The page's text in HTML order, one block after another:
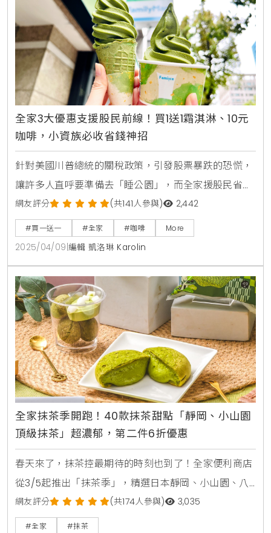
夠此次快閃活動最吸
全家3大優惠支援股民前線！買1送1霜淇淋、10元
咖啡，小資族必收省錢神招
針對美國川普總統的關稅政策，引發股票暴跌的恐慌，
讓許多人直呼要準備去「睡公園」，而全家援股民省錢
護荷包，即日起推出涵蓋鮮食、飲品及日用品的三大省
錢方案，要讓消費者在日常開銷上能更精打細算。從早
餐超值組合、週末限定優惠到會員點數加購，每個環節
都幫民眾把關荷包，讓省錢變得輕鬆又實際。鮮食優惠
全面啟動 三餐都能省全家幫你省！即日起推出超狂「銅
板早餐」組合，飯糰+豆漿、三明治+咖啡通通49元
起，比你自己在
網友評分 (共141人參與) 2,442
#買一送一 #全家 #咖啡 More
2025/04/09 編輯 凱洛琳 Karolin
全家抹茶季開跑！40款抹茶甜點「靜岡、小山園
頂級抹茶」超濃郁，第二件6折優惠
春天來了，抹茶控最期待的時刻也到了！全家便利商店
從3/5起推出「抹茶季」，精選日本靜岡、小山園、八
女等頂級抹茶粉，打造10款特色新品，讓你的春遊採買
充滿儀式感。從聯名甜點到熱銷麵包，每一款都融入濃
網友評分 (共174人參與) 3,035
#全家 #抹茶